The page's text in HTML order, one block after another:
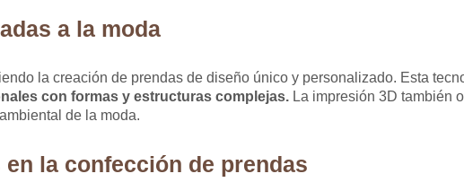
a la moda
la creación de prendas de diseño único y personalizado. Esta
con formas y estructuras complejas. La impresión 3D también
de la moda.
la confección de prendas